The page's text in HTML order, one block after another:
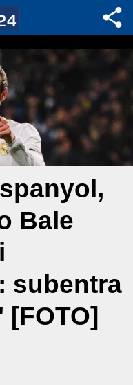
Bale
subentra
[FOTO]